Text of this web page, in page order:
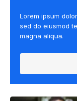
Lorem ipsum
sed do eiusmod
magna aliqua.